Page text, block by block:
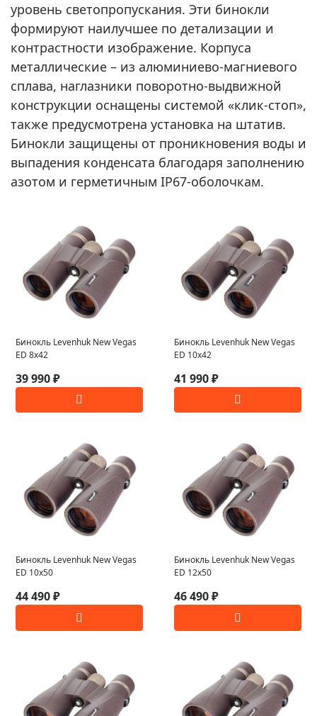
уровень светопропускания. Эти бинокли
формируют наилучшее по детализации и
контрастности изображение. Корпуса
металлические – из алюминиево-магниевого
сплава, наглазники поворотно-выдвижной
конструкции оснащены системой «клик-стоп»,
также предусмотрена установка на штатив.
Бинокли защищены от проникновения воды и
выпадения конденсата благодаря заполнению
азотом и герметичным IP67-оболочкам.
Бинокль Levenhuk New Vegas
ED 8x42
39 990 ₽
Бинокль Levenhuk New Vegas
ED 10x42
41 990 ₽
Бинокль Levenhuk New Vegas
ED 10x50
44 490 ₽
Бинокль Levenhuk New Vegas
ED 12x50
46 490 ₽